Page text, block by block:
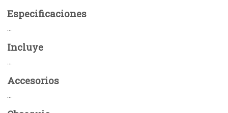
Especificaciones
...
Incluye
...
Accesorios
...